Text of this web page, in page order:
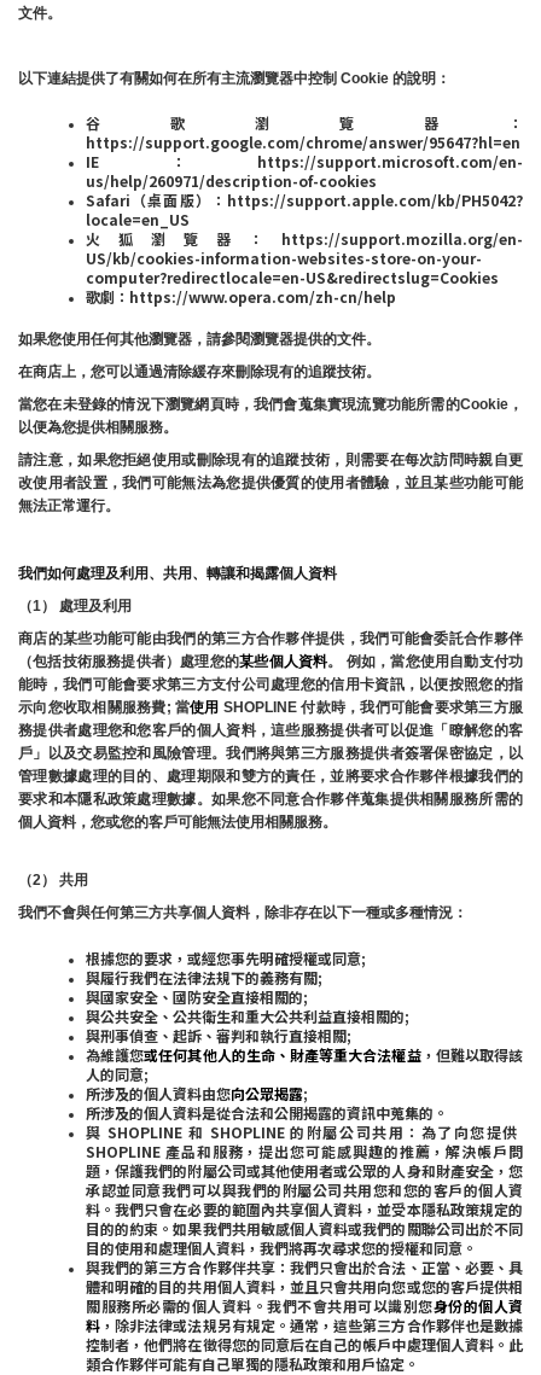
文件。
以下連結提供了有關如何在所有主流瀏覽器中控制 Cookie 的說明：
谷歌瀏覽器：
https://support.google.com/chrome/answer/95647?hl=en
IE：https://support.microsoft.com/en-
us/help/260971/description-of-cookies
Safari（桌面版）：https://support.apple.com/kb/PH5042?
locale=en_US
火狐瀏覽器：https://support.mozilla.org/en-
US/kb/cookies-information-websites-store-on-your-
computer?redirectlocale=en-US&redirectslug=Cookies
歌劇：https://www.opera.com/zh-cn/help
如果您使用任何其他瀏覽器，請參閱瀏覽器提供的文件。
在商店上，您可以通過清除緩存來刪除現有的追蹤技術。
當您在未登錄的情況下瀏覽網頁時，我們會蒐集實現流覽功能所需的Cookie，
以便為您提供相關服務。
請注意，如果您拒絕使用或刪除現有的追蹤技術，則需要在每次訪問時親自更
改使用者設置，我們可能無法為您提供優質的使用者體驗，並且某些功能可能
無法正常運行。
我們如何處理及利用、共用、轉讓和揭露個人資料
（1） 處理及利用
商店的某些功能可能由我們的第三方合作夥伴提供，我們可能會委託合作夥伴
（包括技術服務提供者）處理您的某些個人資料。 例如，當您使用自動支付功
能時，我們可能會要求第三方支付公司處理您的信用卡資訊，以便按照您的指
示向您收取相關服務費; 當使用 SHOPLINE 付款時，我們可能會要求第三方服
務提供者處理您和您客戶的個人資料，這些服務提供者可以促進「瞭解您的客
戶」以及交易監控和風險管理。我們將與第三方服務提供者簽署保密協定，以
管理數據處理的目的、處理期限和雙方的責任，並將要求合作夥伴根據我們的
要求和本隱私政策處理數據。如果您不同意合作夥伴蒐集提供相關服務所需的
個人資料，您或您的客戶可能無法使用相關服務。
（2） 共用
我們不會與任何第三方共享個人資料，除非存在以下一種或多種情況：
根據您的要求，或經您事先明確授權或同意;
與履行我們在法律法規下的義務有關;
與國家安全、國防安全直接相關的;
與公共安全、公共衛生和重大公共利益直接相關的;
與刑事偵查、起訴、審判和執行直接相關;
為維護您或任何其他人的生命、財產等重大合法權益，但難以取得該
人的同意;
所涉及的個人資料由您向公眾揭露;
所涉及的個人資料是從合法和公開揭露的資訊中蒐集的。
與 SHOPLINE 和 SHOPLINE 的附屬公司共用：為了向您提供
SHOPLINE 產品和服務，提出您可能感興趣的推薦，解決帳戶問
題，保護我們的附屬公司或其他使用者或公眾的人身和財產安全，您
承認並同意我們可以與我們的附屬公司共用您和您的客戶的個人資
料。我們只會在必要的範圍內共享個人資料，並受本隱私政策規定的
目的的約束。如果我們共用敏感個人資料或我們的關聯公司出於不同
目的使用和處理個人資料，我們將再次尋求您的授權和同意。
與我們的第三方合作夥伴共享：我們只會出於合法、正當、必要、具
體和明確的目的共用個人資料，並且只會共用向您或您的客戶提供相
關服務所必需的個人資料。我們不會共用可以識別您身份的個人資
料 ，除非法律或法規另有規定。通常，這些第三方合作夥伴也是數據
控制者，他們將在徵得您的同意后在自己的帳戶中處理個人資料。此
類合作夥伴可能有自己單獨的隱私政策和用戶協定。